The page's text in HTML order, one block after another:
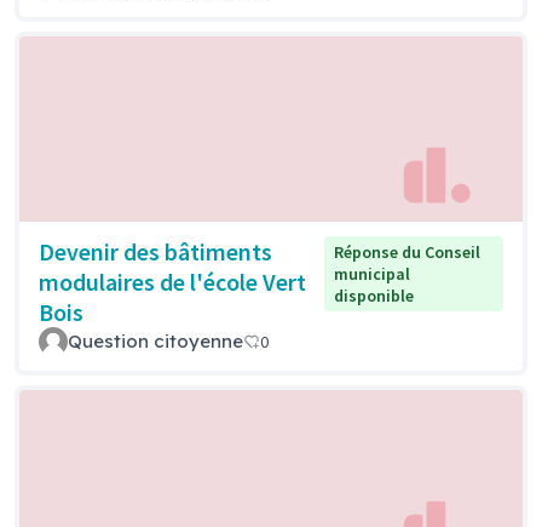
Devenir des bâtiments
modulaires de l'école Vert
Bois
Réponse du Conseil
municipal
disponible
Question citoyenne 0